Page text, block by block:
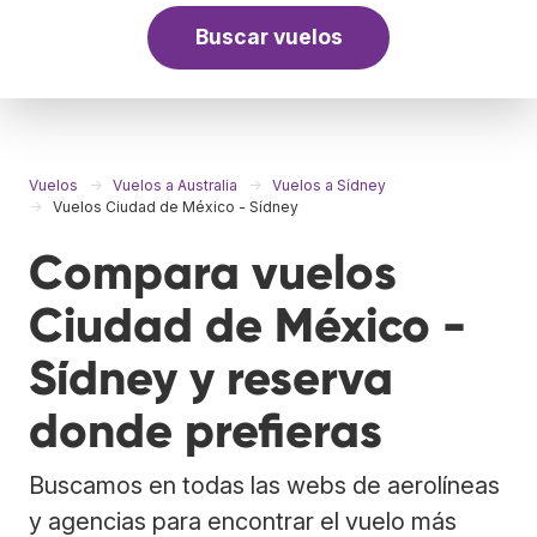
Buscar vuelos
Vuelos Vuelos a Australia
Vuelos a Sídney
Vuelos Ciudad de México - Sídney
Compara vuelos
Ciudad de México -
Sídney y reserva
donde prefieras
Buscamos en todas las webs de aerolíneas
y agencias para encontrar el vuelo más